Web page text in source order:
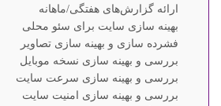
ارائه گزارش‌های هفتگی/ماهانه
بهینه سازی سایت برای سئو محلی
فشرده سازی و بهینه سازی تصاویر
بررسی و بهینه سازی نسخه موبایل
بررسی و بهینه سازی سرعت سایت
بررسی و بهینه سازی امنیت سایت